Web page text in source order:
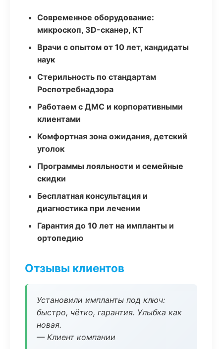
Современное оборудование:
микроскоп, 3D-сканер, КТ
Врачи с опытом от 10 лет, кандидаты
наук
Стерильность по стандартам
Роспотребнадзора
Работаем с ДМС и корпоративными
клиентами
Комфортная зона ожидания, детский
уголок
Программы лояльности и семейные
скидки
Бесплатная консультация и
диагностика при лечении
Гарантия до 10 лет на импланты и
ортопедию
Отзывы клиентов
Установили импланты под ключ:
быстро, чётко, гарантия. Улыбка как
новая.
— Клиент компании